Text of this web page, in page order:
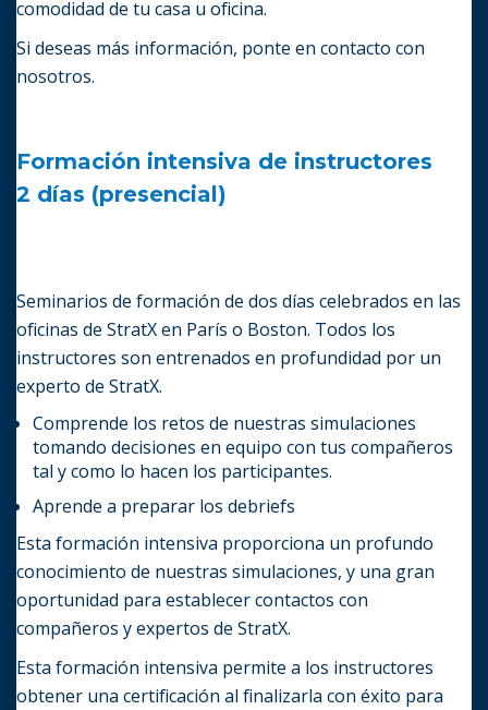
comodidad de tu casa u oficina.
Si deseas más información, ponte en contacto con
nosotros.
Formación intensiva de instructores
2 días (presencial)
Seminarios de formación de dos días celebrados en las
oficinas de StratX en París o Boston. Todos los
instructores son entrenados en profundidad por un
experto de StratX.
Comprende los retos de nuestras simulaciones
tomando decisiones en equipo con tus compañeros
tal y como lo hacen los participantes.
Aprende a preparar los debriefs
Esta formación intensiva proporciona un profundo
conocimiento de nuestras simulaciones, y una gran
oportunidad para establecer contactos con
compañeros y expertos de StratX.
Esta formación intensiva permite a los instructores
obtener una certificación al finalizarla con éxito para